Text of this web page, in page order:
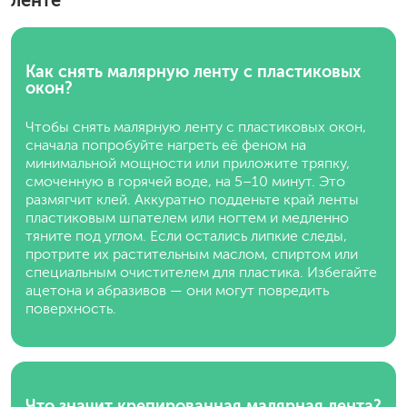
Как снять малярную ленту с пластиковых
окон?
Чтобы снять малярную ленту с пластиковых окон,
сначала попробуйте нагреть её феном на
минимальной мощности или приложите тряпку,
смоченную в горячей воде, на 5–10 минут. Это
размягчит клей. Аккуратно подденьте край ленты
пластиковым шпателем или ногтем и медленно
тяните под углом. Если остались липкие следы,
протрите их растительным маслом, спиртом или
специальным очистителем для пластика. Избегайте
ацетона и абразивов — они могут повредить
поверхность.